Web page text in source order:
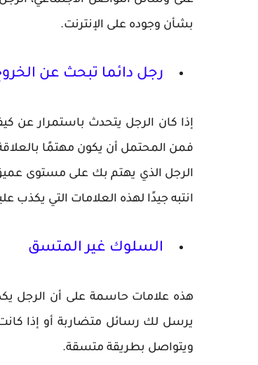
بشأن وجوده على الإنترنت.
رجل دائما تبحث عن
إذا كان الرجل يتحدث باستمرار عن
فمن المحتمل أن يكون مهتمًا
الرجل الذي يهتم بك على مستوى
انتبه جيدًا لهذه العلامات التي يكذب
السلوك غير المتسق
هذه علامات حاسمة على أن الرجل
يرسل لك رسائل متضاربة أو إذا
ويتواصل بطريقة متسقة.